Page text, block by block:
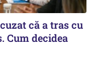
că a tras cu
Cum decidea